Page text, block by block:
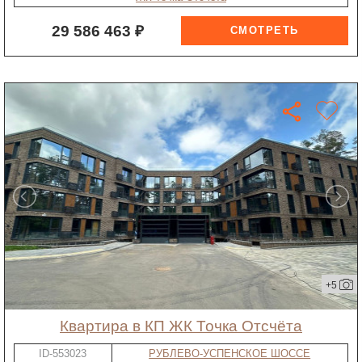
29 586 463 ₽
+5
квартира в КП ЖК Точка Отсчёта
ID-553023 РУБЛЕВО-УСПЕНСКОЕ ШОССЕ